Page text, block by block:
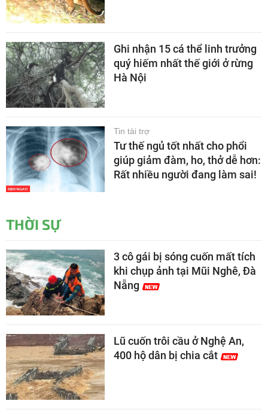
Ghi nhận 15 cá thể linh trưởng
quý hiếm nhất thế giới ở rừng
Hà Nội
Tin tài trợ
Tư thế ngủ tốt nhất cho phổi
giúp giảm đàm, ho, thở dễ hơn:
Rất nhiều người đang làm sai!
THỜI SỰ
3 cô gái bị sóng cuốn mất tích
khi chụp ảnh tại Mũi Nghê, Đà
Nẵng
Lũ cuốn trôi cầu ở Nghệ An,
400 hộ dân bị chia cắt